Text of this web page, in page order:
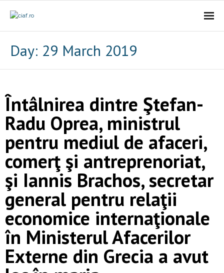
- Misiune
- Comunicat
Firme incubate
SAL
Contact
Day: 29 March 2019
Întâlnirea dintre Ştefan-
Radu Oprea, ministrul
pentru mediul de afaceri,
comerţ şi antreprenoriat,
şi Iannis Brachos, secretar
general pentru relaţii
economice internaţionale
în Ministerul Afacerilor
Externe din Grecia a avut